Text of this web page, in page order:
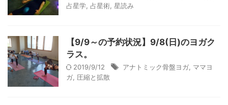
占星学 占星術 星読み
【9/9～の予約状況】9/8(日)のヨガク
ラス。
2019/9/12 アナトミック骨盤ヨガ ママヨ
ガ 圧縮と拡散